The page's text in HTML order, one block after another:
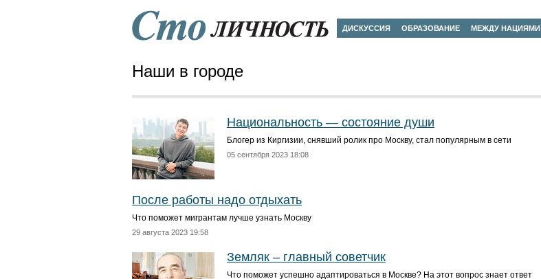
ДИСКУССИЯ ОБРАЗОВАНИЕ МЕЖДУ НАЦИЯМИ
Наши в городе
Национальность — состояние души
Блогер из Киргизии, снявший ролик про Москву, стал популярным в сети
05 сентября 2023 18:08
После работы надо отдыхать
Что поможет мигрантам лучше узнать Москву
29 августа 2023 19:58
Земляк – главный советчик
Что поможет успешно адаптироваться в Москве? На этот вопрос знает ответ